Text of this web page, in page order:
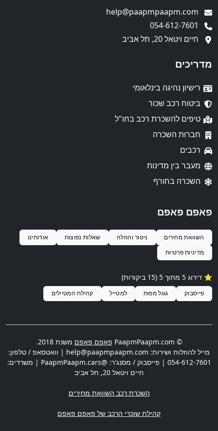
חיים ויטאל 20, תל אביב
מדריכים
רישיון נהיגה בינלאומי
ביטוח רכב שכור
טיפים להשכרת רכב בחו"ל
חברות השכרה
רכבים
מעבר בין מדינות
השכרה בחורף
פאפם פאפם
השוואת מחירים ניטור והוזלה שאלות נפוצות
אודותינו
מדיניות פרטיות
⭐️ דירוג 5 מתוך 5 (15 ביקורות)
פייסבוק גוגל מפות למטייל קהילת המטיילים
© PaapmPaapm.com פאפם פאפם משנת 2018.
מייל להוזלות ושירות: help@paapmpaapm.com | וואטסאפ / טלפון:
054-612-7601 | פייסבוק / מסנג'ר: @PaapmPaapm.cars | משרדים:
חיים ויטאל 20
, תל אביב
השכרת רכב השוואת מחירים
קהילת שוכרי הרכב של פאפם פאפם